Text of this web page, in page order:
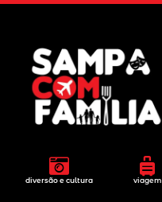
diversão e cultura viagem